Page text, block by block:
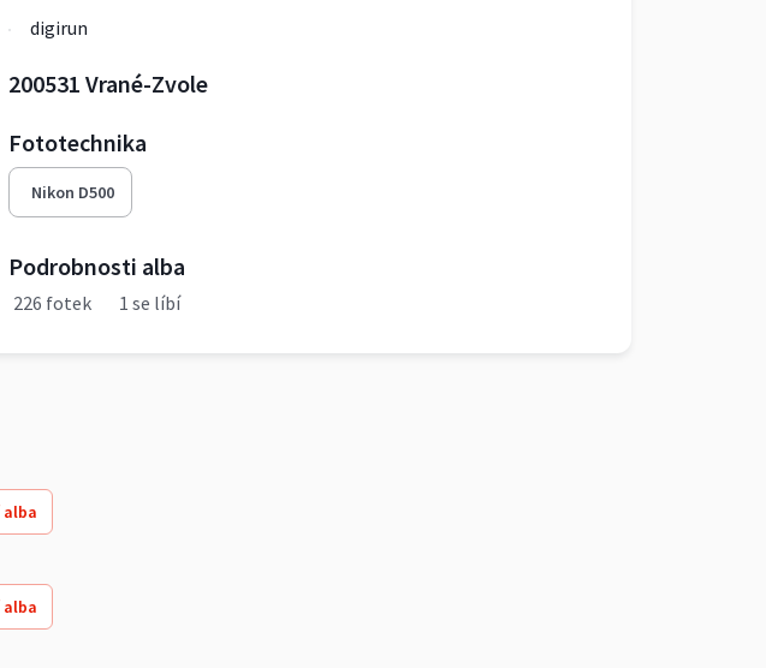
digirun
200531 Vrané-Zvole
Fototechnika
Nikon D500
Podrobnosti alba
226 fotek 1 se líbí